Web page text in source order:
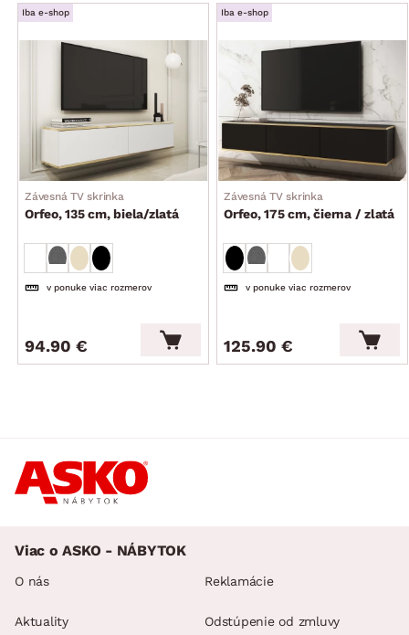
Iba e-shop
Závesná TV skrinka
Orfeo, 135 cm, biela/zlatá
v ponuke viac rozmerov
94.90 €
Iba e-shop
Závesná TV skrinka
Orfeo, 175 cm, čierna / zlatá
v ponuke viac rozmerov
125.90 €
Viac o ASKO - NÁBYTOK
O nás
Aktuality
Reklamácie
Odstúpenie od zmluvy